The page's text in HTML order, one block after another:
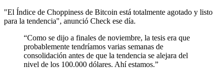
"El Índice de Choppiness de Bitcoin está totalmente agotado y listo
para la tendencia", anunció Check ese día.
“Como se dijo a finales de noviembre, la tesis era que
probablemente tendríamos varias semanas de
consolidación antes de que la tendencia se alejara del
nivel de los 100.000 dólares. Ahí estamos.”